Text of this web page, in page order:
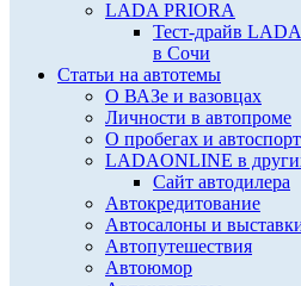
LADA PRIORA
Тест-драйв
в Сочи
Статьи на автотемы
О ВАЗе и вазовцах
Личности в автопроме
О пробегах и
LADAONLINE в
Сайт автодилера
Автокредитование
Автосалоны и
Автопутешествия
Автоюмор